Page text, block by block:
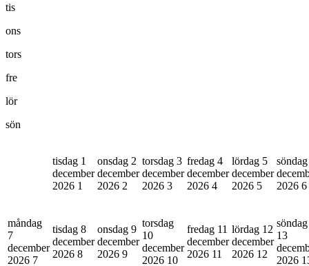
tis
ons
tors
fre
lör
sön
tisdag 1
december
2026 1
onsdag 2
december
2026 2
torsdag 3
december
2026 3
fredag 4
december
2026 4
lördag 5
december
2026 5
2026 6
måndag
7
december
2026 7
tisdag 8
december
2026 8
onsdag 9
december
2026 9
torsdag
10
december
2026 10
fredag 11
december
2026 11
lördag 12
december
2026 12
söndag
13
2026